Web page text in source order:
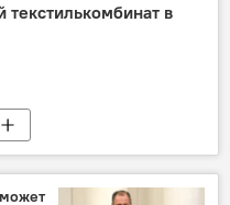
текстилькомбинат в